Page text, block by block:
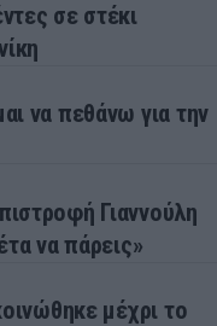
σε στέκι
να πεθάνω για την
Γιαννούλη
να πάρεις»
μέχρι το